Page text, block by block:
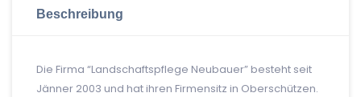
Beschreibung
Die Firma “Landschaftspflege Neubauer” besteht seit
Jänner 2003 und hat ihren Firmensitz in Oberschützen.